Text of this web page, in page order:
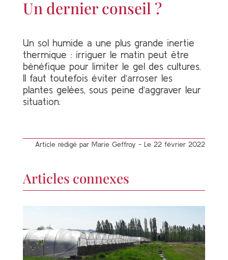
Un dernier conseil ?
Un sol humide a une plus grande inertie
thermique : irriguer le matin peut être
bénéfique pour limiter le gel des cultures.
Il faut toutefois éviter d’arroser les
plantes gelées, sous peine d’aggraver leur
situation.
Article rédigé par Marie Geffroy - Le 22 février 2022
Articles connexes